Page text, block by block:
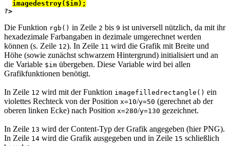
imagedestroy($im);
?>
Die Funktion rgb() in Zeile 2 bis 9 ist universell nützlich, da mit ihr
hexadezimale Farbangaben in dezimale umgerechnet werden
können (s. Zeile 12). In Zeile 11 wird die Grafik mit Breite und
Höhe (sowie zunächst schwarzem Hintergrund) initialisiert und an
die Variable $im übergeben. Diese Variable wird bei allen
Grafikfunktionen benötigt.
In Zeile 12 wird mit der Funktion imagefilledrectangle() ein
violettes Rechteck von der Position x=10/y=50 (gerechnet ab der
oberen linken Ecke) nach Position x=280/y=130 gezeichnet.
In Zeile 13 wird der Content-Typ der Grafik angegeben (hier PNG).
In Zeile 14 wird die Grafik ausgegeben und in Zeile 15 schließlich